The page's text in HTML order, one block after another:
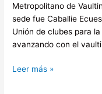
Metropolitano de
sede fue Caballie
Unión de clubes para
avanzando con el
Leer más »